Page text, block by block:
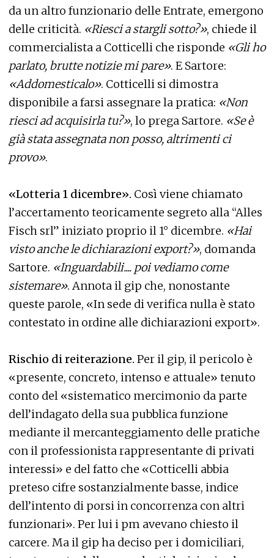
da un altro funzionario delle Entrate, emergono
delle criticità. «Riesci a stargli sotto?», chiede il
commercialista a Cotticelli che risponde «Gli ho
parlato, brutte notizie mi pare». E Sartore:
«Addomesticalo». Cotticelli si dimostra
disponibile a farsi assegnare la pratica: «Non
riesci ad acquisirla tu?», lo prega Sartore. «Se è
già stata assegnata non posso, altrimenti ci
provo».
«Lotteria 1 dicembre». Così viene chiamato
l’accertamento teoricamente segreto alla “Alles
Fisch srl” iniziato proprio il 1° dicembre. «Hai
visto anche le dichiarazioni export?», domanda
Sartore. «Inguardabili.... poi vediamo come
sistemare». Annota il gip che, nonostante
queste parole, «In sede di verifica nulla è stato
contestato in ordine alle dichiarazioni export».
Rischio di reiterazione. Per il gip, il pericolo è
«presente, concreto, intenso e attuale» tenuto
conto del «sistematico mercimonio da parte
dell’indagato della sua pubblica funzione
mediante il mercanteggiamento delle pratiche
con il professionista rappresentante di privati
interessi» e del fatto che «Cotticelli abbia
preteso cifre sostanzialmente basse, indice
dell’intento di porsi in concorrenza con altri
funzionari». Per lui i pm avevano chiesto il
carcere. Ma il gip ha deciso per i domiciliari,